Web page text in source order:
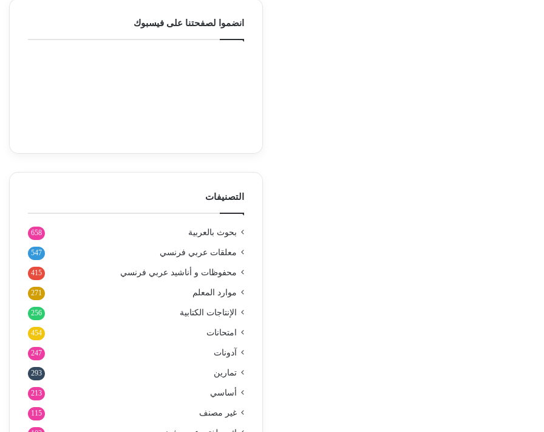
انضموا لصفحتنا على فيسبوك
التصنيفات
بحوث بالعربية 658
معلقات عربي فرنسي 547
محفوظات و أناشيد عربي فرنسي 415
موارد المعلم 271
الإنتاجات الكتابية 256
امتحانات 454
آدونات 247
تمارين 293
أساسي 213
غير مصنف 115